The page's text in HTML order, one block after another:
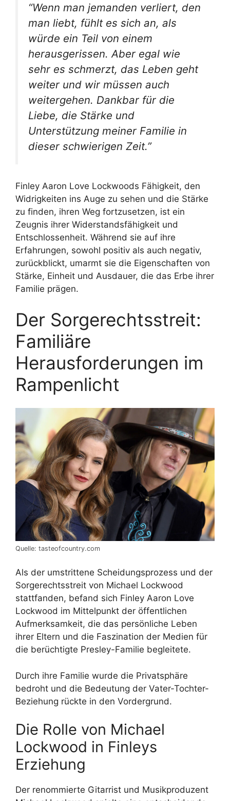
“Wenn man jemanden verliert, den
man liebt, fühlt es sich an, als
würde ein Teil von einem
herausgerissen. Aber egal wie
sehr es schmerzt, das Leben geht
weiter und wir müssen auch
weitergehen. Dankbar für die
Liebe, die Stärke und
Unterstützung meiner Familie in
dieser schwierigen Zeit.”
Finley Aaron Love Lockwoods Fähigkeit, den
Widrigkeiten ins Auge zu sehen und die Stärke
zu finden, ihren Weg fortzusetzen, ist ein
Zeugnis ihrer Widerstandsfähigkeit und
Entschlossenheit. Während sie auf ihre
Erfahrungen, sowohl positiv als auch negativ,
zurückblickt, umarmt sie die Eigenschaften von
Stärke, Einheit und Ausdauer, die das Erbe ihrer
Familie prägen.
Der Sorgerechtsstreit:
Familiäre
Herausforderungen im
Rampenlicht
Quelle: tasteofcountry.com
Als der umstrittene Scheidungsprozess und der
Sorgerechtsstreit von Michael Lockwood
stattfanden, befand sich Finley Aaron Love
Lockwood im Mittelpunkt der öffentlichen
Aufmerksamkeit, die das persönliche Leben
ihrer Eltern und die Faszination der Medien für
die berüchtigte Presley-Familie begleitete.
Durch ihre Familie wurde die Privatsphäre
bedroht und die Bedeutung der Vater-Tochter-
Beziehung rückte in den Vordergrund.
Die Rolle von Michael
Lockwood in Finleys
Erziehung
Der renommierte Gitarrist und Musikproduzent